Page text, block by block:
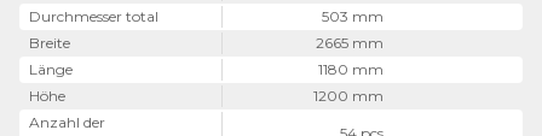
Durchmesser total
503 mm
Breite
2665 mm
Länge
1180 mm
Höhe
1200 mm
Anzahl der